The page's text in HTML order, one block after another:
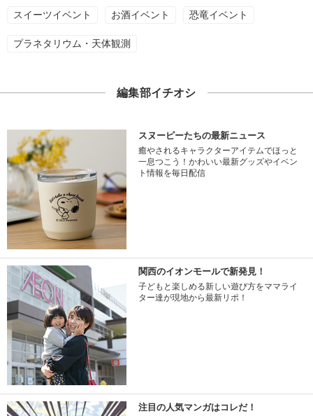
スイーツイベント お酒イベント 恐竜イベント
プラネタリウム・天体観測
編集部イチオシ
スヌーピーたちの最新ニュース
癒やされるキャラクターアイテムでほっと
一息つこう！かわいい最新グッズやイベン
ト情報を毎日配信
関西のイオンモールで新発見！
子どもと楽しめる新しい遊び方をママライ
ター達が現地から最新リポ！
注目の人気マンガはコレだ！